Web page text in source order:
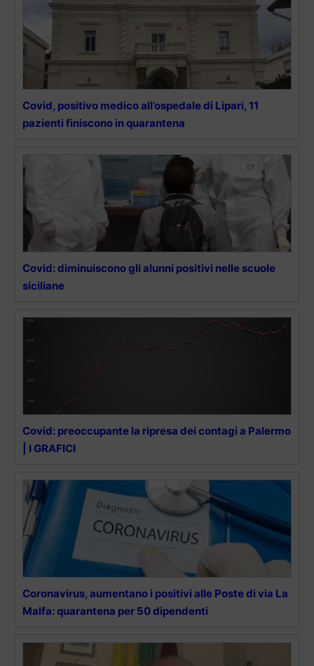
Covid, positivo medico all’ospedale di Lipari, 11
pazienti finiscono in quarantena
Covid: diminuiscono gli alunni positivi nelle scuole
siciliane
Covid: preoccupante la ripresa dei contagi a Palermo
| I GRAFICI
Coronavirus, aumentano i positivi alle Poste di via La
Malfa: quarantena per 50 dipendenti